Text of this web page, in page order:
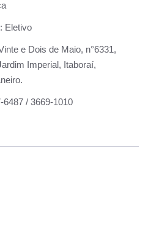
Eletivo
e Dois de Maio, n°6331,
Imperial, Itaboraí,
6487 / 3669-1010